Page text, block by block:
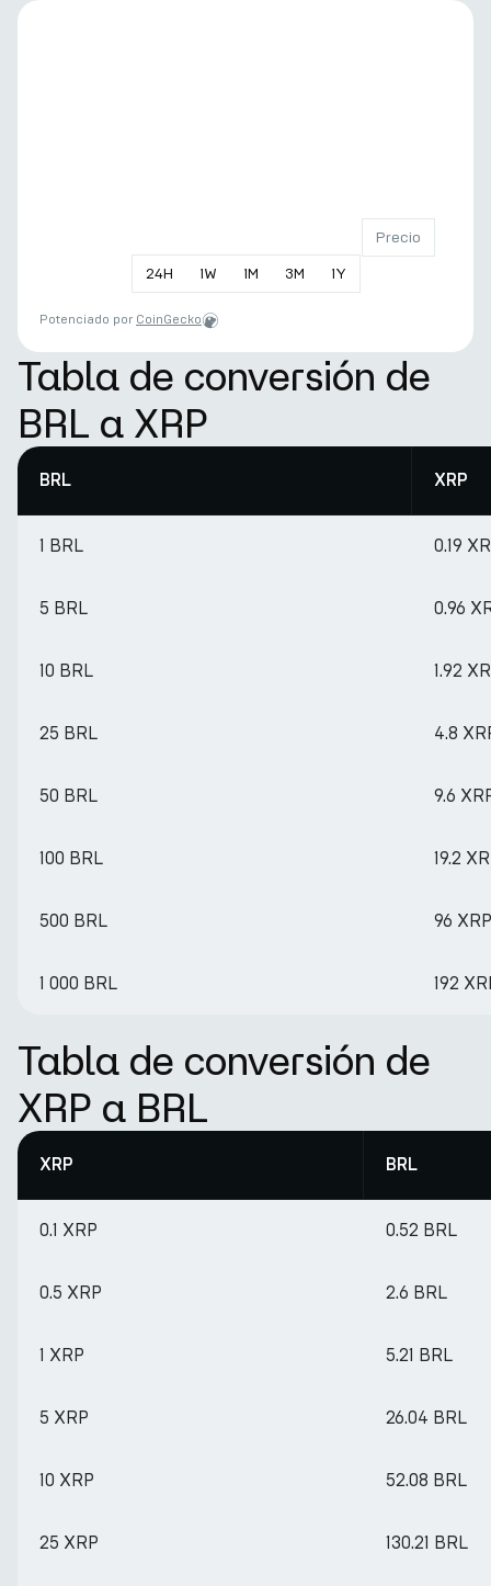
24H 1W 1M 3M 1Y
Precio
Potenciado por CoinGecko
Tabla de conversión de
BRL a XRP
BRL XRP
1 BRL 0.19
5 BRL 0.96
10 BRL 1.92
25 BRL 4.8
50 BRL 9.6
100 BRL 19.2
500 BRL 96 XRP
1 000 BRL 192
Tabla de conversión de
XRP a BRL
XRP BRL
0.1 XRP 0.52 BRL
0.5 XRP 2.6 BRL
1 XRP 5.21 BRL
5 XRP 26.04 BRL
10 XRP 52.08 BRL
25 XRP 130.21 BRL